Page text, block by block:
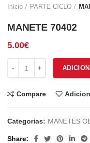
Início PARTE CICLO
MANETE 70402
5.00€
Compare
Categorias: MANETES
Share